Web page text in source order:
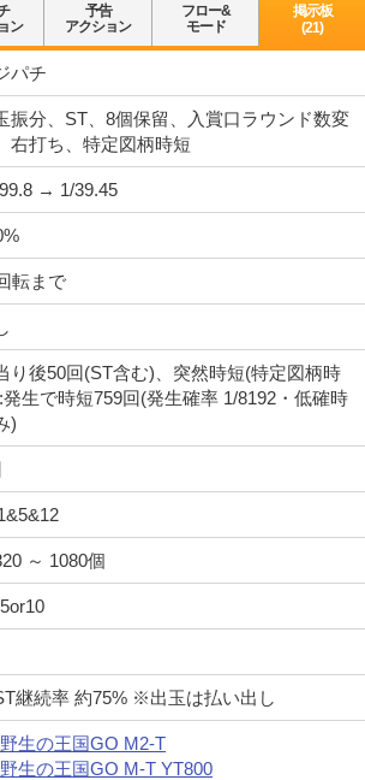
ン
予告
アクション
フロー&
モード
掲示板
(21)
パチ
振分、ST、8個保留、入賞口ラウンド数変
右打ち、特定図柄時短
→ 1/39.45
転まで
り後50回(ST含む)、突然時短(特定図柄時
生で時短759回(発生確率 1/8192・低確時
)
～ 1080個
継続率 約75% ※出玉は払い出し
生の王国GO M2‐T
生の王国GO M‐T YT800